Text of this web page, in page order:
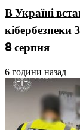
В Україні
8 серпня
6 години назад